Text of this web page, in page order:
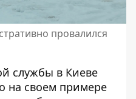
провалился
службы в Киеве
на своем примере